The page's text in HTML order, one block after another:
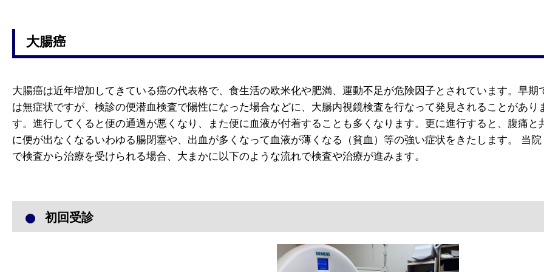
大腸癌
大腸癌は近年増加してきている癌の代表格で、食生活の欧米化や肥満、運動不足が危険因子とされています。早期
は無症状ですが、検診の便潜血検査で陽性になった場合などに、大腸内視鏡検査を行なって発見されることがあり
す。進行してくると便の通過が悪くなり、また便に血液が付着することも多くなります。更に進行すると、腹痛と
に便が出なくなるいわゆる腸閉塞や、出血が多くなって血液が薄くなる（貧血）等の強い症状をきたします。 当院
で検査から治療を受けられる場合、大まかに以下のような流れで検査や治療が進みます。
初回受診